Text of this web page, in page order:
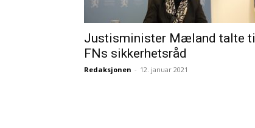
Justisminister Mæland talte til
FNs sikkerhetsråd
Redaksjonen - 12. januar 2021